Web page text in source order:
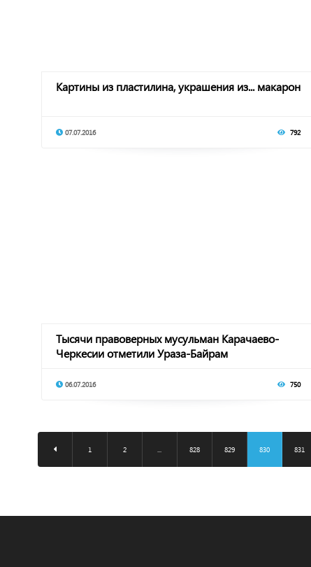
Картины из пластилина, украшения из... макарон
07.07.2016 792
Тысячи правоверных мусульман Карачаево-
Черкесии отметили Ураза-Байрам
06.07.2016 750
1 2 828 829 830 831